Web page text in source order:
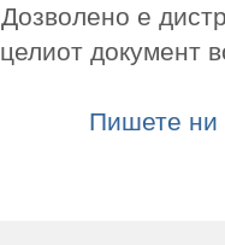
Дозволено е
целиот документ
Пишете ни